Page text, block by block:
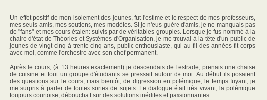
Un effet positif de mon isolement des jeunes, fut l'estime et le respect de mes professeurs,
mes seuls amis, mes soutiens, mes modèles. Si je n'eus guère d'amis, je ne manquais pas
de "fans" et mes cours étaient suivis par de véritables groupies. Lorsque je fus nommé à la
chaire d'état de Théories et Systèmes d'Organisation, je me trouvai à la tête d'un public de
jeunes de vingt cinq à trente cinq ans, public enthousiaste, qui au fil des années fit corps
avec moi, comme l'orchestre avec son chef permanent.
Après le cours, (à 13 heures exactement) je descendais de l'estrade, prenais une chaise
de cuisine et tout un groupe d'étudiants se pressait autour de moi. Au début ils posaient
des questions sur le cours, mais bientôt, de digression en polémique, le temps fuyant, je
me surpris à parler de toutes sortes de sujets. Le dialogue était très vivant, la polémique
toujours courtoise, débouchait sur des solutions inédites et passionnantes.